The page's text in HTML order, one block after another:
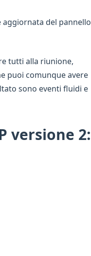
aggiornata del pannello
tutti alla riunione,
puoi comunque avere
sono eventi fluidi e
versione 2: